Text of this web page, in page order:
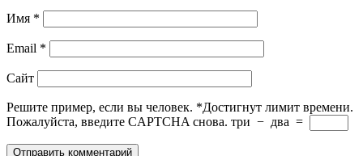
Имя *
Email *
Сайт
Решите пример, если вы человек. *Достигнут лимит времени.
Пожалуйста, введите CAPTCHA снова. три − два =